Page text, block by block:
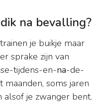
na bevalling?
je buikje maar
sprake zijn van
tijdens-en-na-de-
maanden, soms jaren
alsof je zwanger bent.